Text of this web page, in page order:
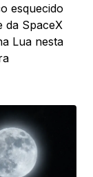
esquecido
da SpaceX
Lua nesta